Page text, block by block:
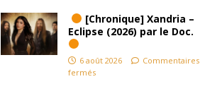
[Chronique] Xandria –
Eclipse (2026) par le Doc.
6 août 2026
Commentaires
fermés